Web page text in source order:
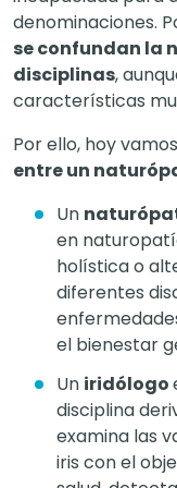
denominaciones.
se confundan la
disciplinas,
características
Por ello, hoy
entre un
Un
en
holística o
diferentes
el bienestar
Un iridólogo
disciplina
examina las
iris con el